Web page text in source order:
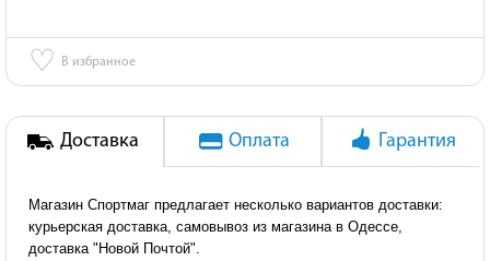
♡ В избранное
Доставка Оплата Гарантия
Магазин Спортмаг предлагает несколько вариантов доставки:
курьерская доставка, самовывоз из магазина в Одессе,
доставка "Новой Почтой".